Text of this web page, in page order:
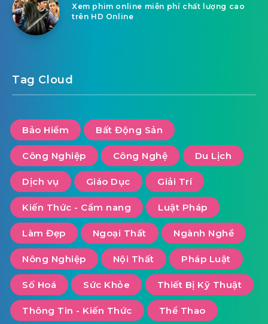
Xem phim online miễn phí chất lượng cao
trên HD Online
Tag Cloud
Bảo Hiểm Bất Động Sản
Công Nghiệp Công Nghệ Du Lịch
Dịch vụ Giáo Dục Giải Trí
Kiến Thức - Cẩm nang Luật Pháp
Làm Đẹp Ngoại Thất Ngành Nghề
Nông Nghiệp Nội Thất Pháp Luật
Số Hoá Sức Khỏe Thiết Bị Kỹ Thuật
Thông Tin - Kiến Thức Thể Thao